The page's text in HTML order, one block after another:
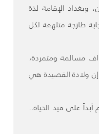
الإقامة لذة
طازجة متلهفة لكل
مسالمة ومتمردة،
ولادة القصيدة هي
أبداً على قيد الحياة..